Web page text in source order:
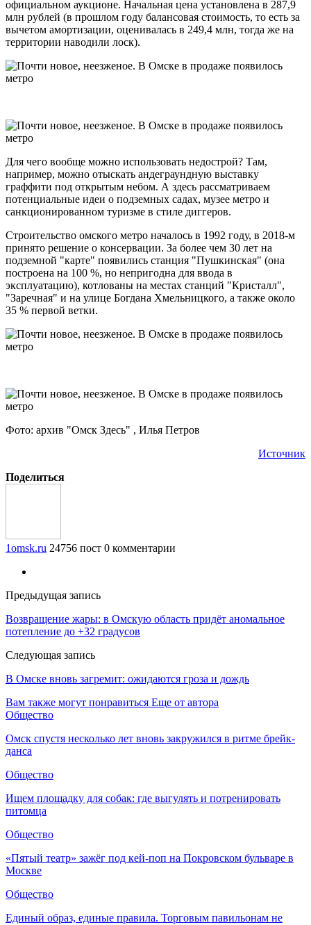
официальном аукционе. Начальная цена установлена в 287,9
млн рублей (в прошлом году балансовая стоимость, то есть за
вычетом амортизации, оценивалась в 249,4 млн, тогда же на
территории наводили лоск).
Для чего вообще можно использовать недострой? Там,
например, можно отыскать андеграундную выставку
граффити под открытым небом. А здесь рассматриваем
потенциальные идеи о подземных садах, музее метро и
санкционированном туризме в стиле диггеров.
Строительство омского метро началось в 1992 году, в 2018-м
принято решение о консервации. За более чем 30 лет на
подземной "карте" появились станция "Пушкинская" (она
построена на 100 %, но непригодна для ввода в
эксплуатацию), котлованы на местах станций "Кристалл",
"Заречная" и на улице Богдана Хмельницкого, а также около
35 % первой ветки.
Фото: архив "Омск Здесь" , Илья Петров
Источник
Поделиться
1omsk.ru 24756 пост 0 комментарии
Предыдущая запись
Возвращение жары: в Омскую область придёт аномальное
потепление до +32 градусов
Следующая запись
В Омске вновь загремит: ожидаются гроза и дождь
Вам также могут понравиться Еще от автора
Общество
Омск спустя несколько лет вновь закружился в ритме брейк-
данса
Общество
Ищем площадку для собак: где выгулять и потренировать
питомца
Общество
«Пятый театр» зажёг под кей-поп на Покровском бульваре в
Москве
Общество
Единый образ, единые правила. Торговым павильонам не